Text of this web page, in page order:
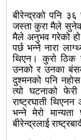
बीरेन्द्रको पनि
जस्ता कुरा मैले
मैले अनुभव गरेको
पर्छ भन्ने नारा
थिएन। कुरो ठिक
उनको र उनका
दुश्मनको पनि
त्यो घटनाको
राष्ट्रघाती
भन्ने मेरो
बीरेन्द्रलाई